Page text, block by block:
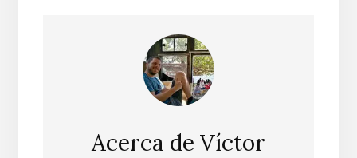
Acerca de Víctor